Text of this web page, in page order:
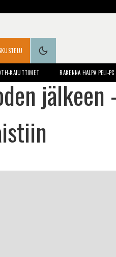
KAIUTTIMET RAKENNA HALPA PELI-PC
jälkeen